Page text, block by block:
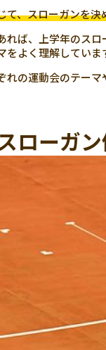
、スローガンを決
れば、上学年のス
よく理解していま
れの運動会のテー
ローガン